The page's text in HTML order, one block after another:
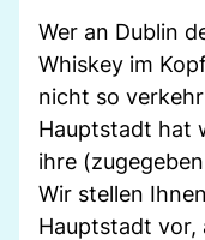
Wer an Dublin
Whiskey im
nicht so
Hauptstadt hat
ihre
Wir stellen
Hauptstadt vor,